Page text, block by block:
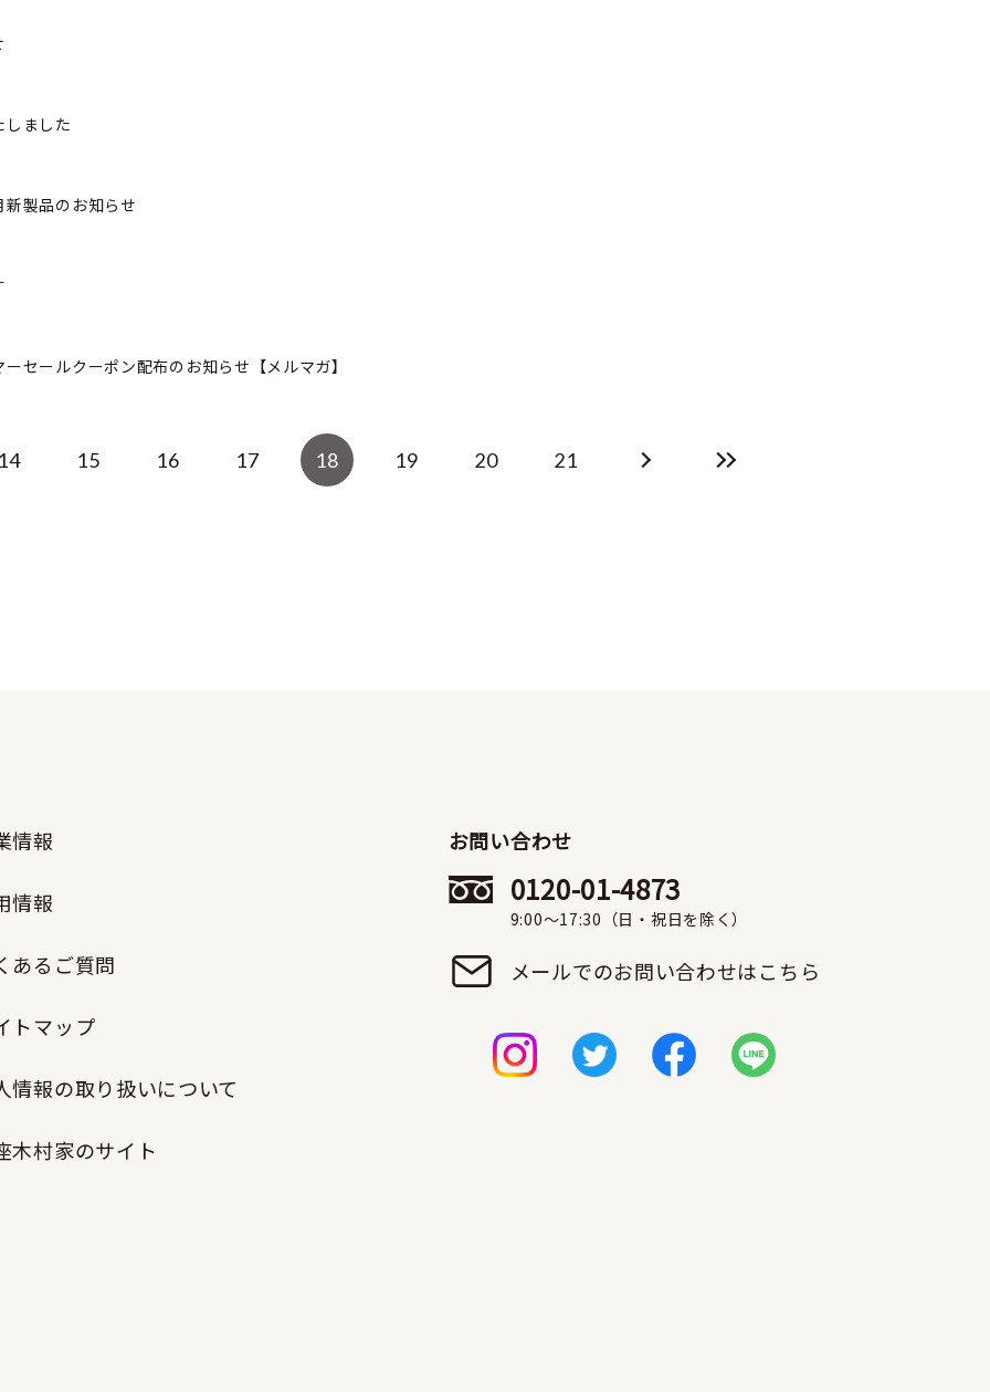
しました
製品のお知らせ
セールクーポン配布のお知らせ【メルマガ】
15 16 17 18 19 20 21
情報
情報
あるご質問
トマップ
情報の取り扱いについて
木村家のサイト
お問い合わせ
0120-01-4873
9:00〜17:30（日・祝日を除く）
メールでのお問い合わせはこちら